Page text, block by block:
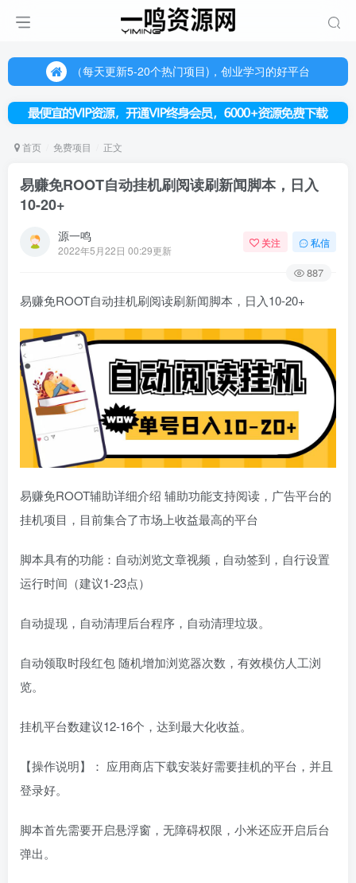
（每天更新5-20个热门项目)，创业学习的好平台
（每天更新5-20个热门项目)，创业学习的好平台
欢迎访问一鸣资源网，本站汇集数千网创课程和项目
首页 免费项目 正文
易赚免ROOT自动挂机刷阅读刷新闻脚本，日入
10-20+
源一鸣
2022年5月22日 00:29更新
关注 私信
887
易赚免ROOT自动挂机刷阅读刷新闻脚本，日入10-20+
易赚免ROOT辅助详细介绍 辅助功能支持阅读，广告平台的
挂机项目，目前集合了市场上收益最高的平台
脚本具有的功能：自动浏览文章视频，自动签到，自行设置
运行时间（建议1-23点）
自动提现，自动清理后台程序，自动清理垃圾。
自动领取时段红包 随机增加浏览器次数，有效模仿人工浏
览。
挂机平台数建议12-16个，达到最大化收益。
【操作说明】： 应用商店下载安装好需要挂机的平台，并且
登录好。
脚本首先需要开启悬浮窗，无障碍权限，小米还应开启后台
弹出。